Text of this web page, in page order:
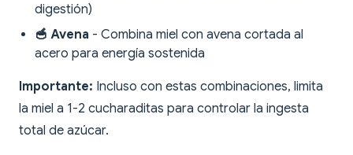
digestión)
🥣 Avena - Combina miel con avena cortada al
acero para energía sostenida
Importante: Incluso con estas combinaciones, limita
la miel a 1-2 cucharaditas para controlar la ingesta
total de azúcar.